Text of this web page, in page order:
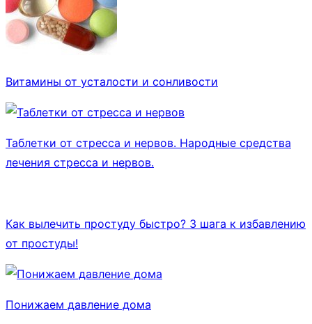
Витамины от усталости и сонливости
Таблетки от стресса и нервов. Народные средства
лечения стресса и нервов.
Как вылечить простуду быстро? 3 шага к избавлению
от простуды!
Понижаем давление дома